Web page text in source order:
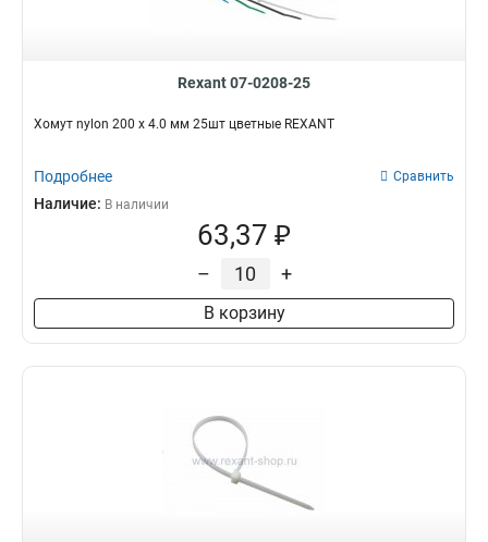
Rexant 07-0208-25
Хомут nylon 200 х 4.0 мм 25шт цветные REXANT
Подробнее Сравнить
Наличие: В наличии
63,37 ₽
– +
В корзину